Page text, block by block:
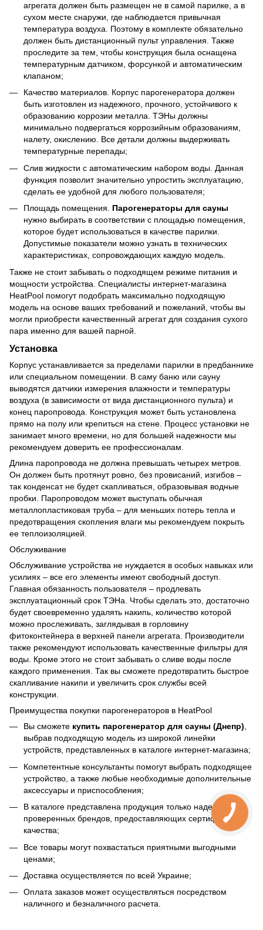
агрегата должен быть размещен не в самой парилке, а в
сухом месте снаружи, где наблюдается привычная
температура воздуха. Поэтому в комплекте обязательно
должен быть дистанционный пульт управления. Также
проследите за тем, чтобы конструкция была оснащена
температурным датчиком, форсункой и автоматическим
клапаном;
Качество материалов. Корпус парогенератора должен
быть изготовлен из надежного, прочного, устойчивого к
образованию коррозии металла. ТЭНы должны
минимально подвергаться коррозийным образованиям,
налету, окислению. Все детали должны выдерживать
температурные перепады;
Слив жидкости с автоматическим набором воды. Данная
функция позволит значительно упростить эксплуатацию,
сделать ее удобной для любого пользователя;
Площадь помещения. Парогенераторы для сауны
нужно выбирать в соответствии с площадью помещения,
которое будет использоваться в качестве парилки.
Допустимые показатели можно узнать в технических
характеристиках, сопровождающих каждую модель.
Также не стоит забывать о подходящем режиме питания и
мощности устройства. Специалисты интернет-магазина
HeatPool помогут подобрать максимально подходящую
модель на основе ваших требований и пожеланий, чтобы вы
могли приобрести качественный агрегат для создания сухого
пара именно для вашей парной.
Установка
Корпус устанавливается за пределами парилки в предбаннике
или специальном помещении. В саму баню или сауну
выводятся датчики измерения влажности и температуры
воздуха (в зависимости от вида дистанционного пульта) и
конец паропровода. Конструкция может быть установлена
прямо на полу или крепиться на стене. Процесс установки не
занимает много времени, но для большей надежности мы
рекомендуем доверить ее профессионалам.
Длина паропровода не должна превышать четырех метров.
Он должен быть протянут ровно, без провисаний, изгибов –
так конденсат не будет скапливаться, образовывая водные
пробки. Паропроводом может выступать обычная
металлопластиковая труба – для меньших потерь тепла и
предотвращения скопления влаги мы рекомендуем покрыть
ее теплоизоляцией.
Обслуживание
Обслуживание устройства не нуждается в особых навыках или
усилиях – все его элементы имеют свободный доступ.
Главная обязанность пользователя – продлевать
эксплуатационный срок ТЭНа. Чтобы сделать это, достаточно
будет своевременно удалять накипь, количество которой
можно прослеживать, заглядывая в горловину
фитоконтейнера в верхней панели агрегата. Производители
также рекомендуют использовать качественные фильтры для
воды. Кроме этого не стоит забывать о сливе воды после
каждого применения. Так вы сможете предотвратить быстрое
скапливание накипи и увеличить срок службы всей
конструкции.
Преимущества покупки парогенераторов в HeatPool
Вы сможете купить парогенератор для сауны (Днепр),
выбрав подходящую модель из широкой линейки
устройств, представленных в каталоге интернет-магазина;
Компетентные консультанты помогут выбрать подходящее
устройство, а также любые необходимые дополнительные
аксессуары и приспособления;
В каталоге представлена продукция только надежных
проверенных брендов, предоставляющих сертификаты
качества;
Все товары могут похвастаться приятными выгодными
ценами;
Доставка осуществляется по всей Украине;
Оплата заказов может осуществляться посредством
наличного и безналичного расчета.